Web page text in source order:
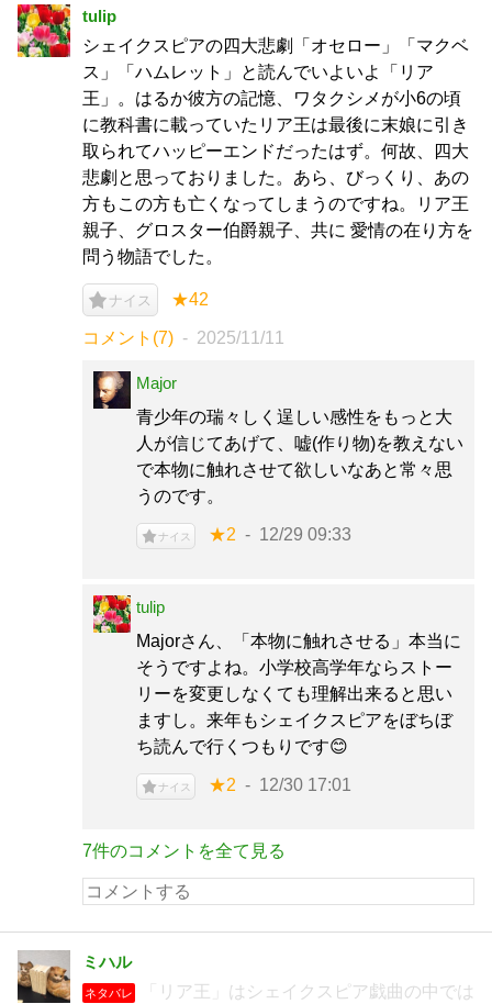
tulip
シェイクスピアの四大悲劇「オセロー」「マクベ
ス」「ハムレット」と読んでいよいよ「リア
王」。はるか彼方の記憶、ワタクシメが小6の頃
に教科書に載っていたリア王は最後に末娘に引き
取られてハッピーエンドだったはず。何故、四大
悲劇と思っておりました。あら、びっくり、あの
方もこの方も亡くなってしまうのですね。リア王
親子、グロスター伯爵親子、共に 愛情の在り方を
問う物語でした。
ナイス ★42
コメント(7) 2025/11/11
Major
青少年の瑞々しく逞しい感性をもっと大
人が信じてあげて、嘘(作り物)を教えない
で本物に触れさせて欲しいなあと常々思
うのです。
ナイス ★2 12/29 09:33
tulip
Majorさん、「本物に触れさせる」本当に
そうですよね。小学校高学年ならストー
リーを変更しなくても理解出来ると思い
ますし。来年もシェイクスピアをぼちぼ
ち読んで行くつもりです😊
ナイス ★2 12/30 17:01
7件のコメントを全て見る
ミハル
ネタバレ
「リア王」はシェイクスピア戯曲の中では